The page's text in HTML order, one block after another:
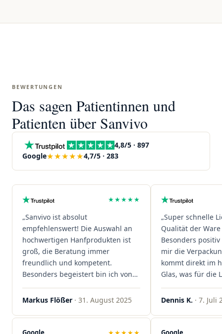
BEWERTUNGEN
Das sagen Patientinnen und
Patienten über Sanvivo
4,8/5 · 897
Google★★★★★4,7/5 · 283
★★★★★
„Sanvivo ist absolut
empfehlenswert! Die Auswahl an
hochwertigen Hanfprodukten ist
groß, die Beratung immer
freundlich und kompetent.
Besonders begeistert bin ich von
der schnellen Rezeptannahme –
alles läuft unkompliziert und
sind extrem zügig, was mir jedes
Mal viel Zeit spart. Man merkt,
Markus Flößer · 31. August 2025
„Super schnelle
Qualität der
Besonders
mir die
kommt direkt im
Glas, was für die
ist. Ich bestelle
wieder!"
Dennis K. · 7. Juli